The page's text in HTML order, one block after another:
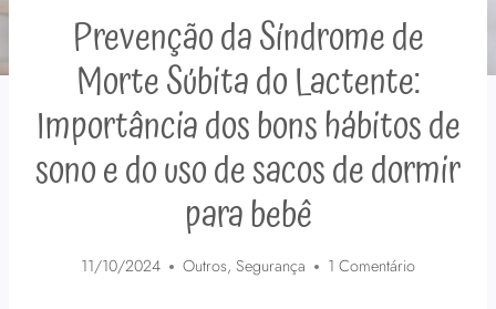
Prevenção da Síndrome de
Morte Súbita do Lactente:
Importância dos bons hábitos de
sono e do uso de sacos de dormir
para bebê
11/10/2024 Outros, Segurança 1 Comentário